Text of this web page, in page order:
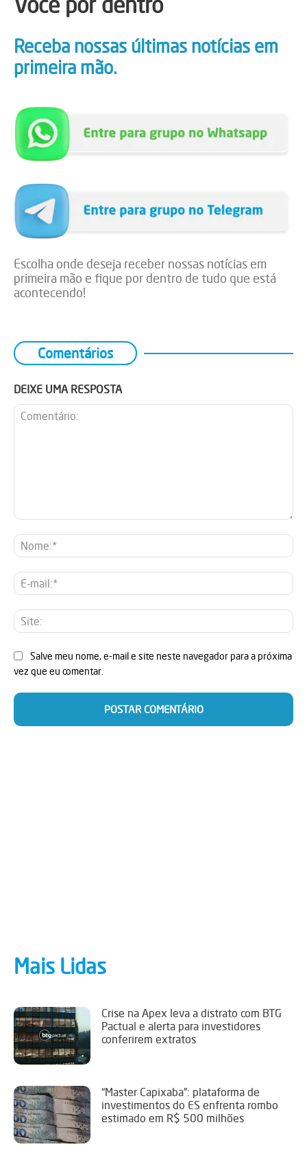
Receba nossas últimas notícias em
primeira mão.
Escolha onde deseja receber nossas notícias em
primeira mão e fique por dentro de tudo que está
acontecendo!
Comentários
DEIXE UMA RESPOSTA
E-
Salve meu nome, e-mail e site neste navegador para a próxima
vez que eu comentar.
Mais Lidas
Crise na Apex leva a distrato com BTG
Pactual e alerta para investidores
conferirem extratos
“Master Capixaba”: plataforma de
investimentos do ES enfrenta rombo
estimado em R$ 500 milhões